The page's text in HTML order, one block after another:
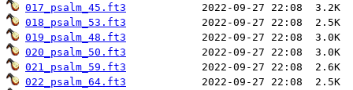
017_psalm_45.ft3
018_psalm_53.ft3
019_psalm_48.ft3
020_psalm_50.ft3
021_psalm_59.ft3
022_psalm_64.ft3